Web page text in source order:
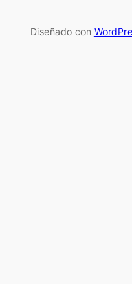
Diseñado con